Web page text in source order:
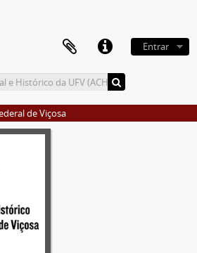
Entrar
de Viçosa